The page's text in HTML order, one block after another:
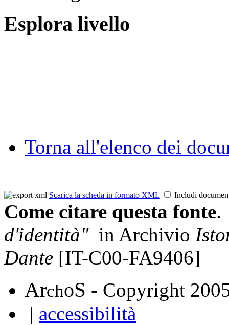
Esplora livello
Torna all'elenco dei
Scarica la scheda in formato XML Includi
Come citare questa fonte.
d'identità"in Archivio
Dante [IT-C00-FA9406]
ArchoS - Copyright
| accessibilità